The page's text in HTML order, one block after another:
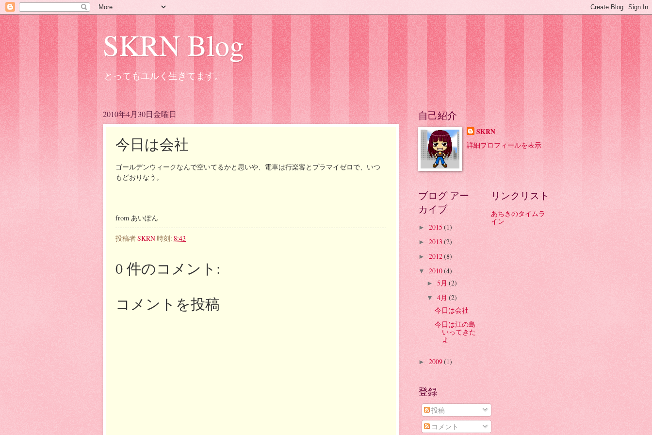
SKRN Blog
とってもユルく生きてます。
2010年4月30日金曜日
今日は会社
ゴールデンウィークなんで空いてるかと思いや、電車は行楽客とプラマイゼロで、いつ
もどおりなう。
from あいぽん
投稿者SKRN時刻: 8:43
0 件のコメント:
コメントを投稿
自己紹介
SKRN
詳細プロフィールを表示
ブログ アー
カイブ
► 2015 (1)
► 2013 (2)
► 2012(8)
▼ 2010(4)
► 5月 (2)
▼ 4月 (2)
今日は会社
今日は江の島
いってきた
よ
► 2009(1)
リンクリスト
あちきのタイムラ
イン
登録
投稿
コメント